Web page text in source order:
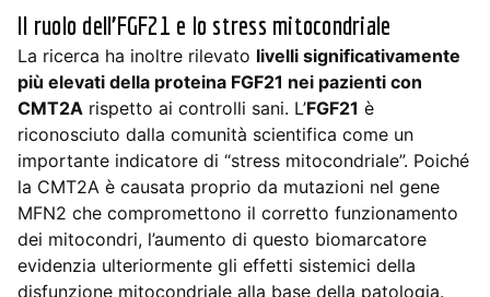
Il ruolo dell’FGF21 e lo stress mitocondriale
La ricerca ha inoltre rilevato livelli significativamente
più elevati della proteina FGF21 nei pazienti con
CMT2A rispetto ai controlli sani. L’FGF21 è
riconosciuto dalla comunità scientifica come un
importante indicatore di “stress mitocondriale”. Poiché
la CMT2A è causata proprio da mutazioni nel gene
MFN2 che compromettono il corretto funzionamento
dei mitocondri, l’aumento di questo biomarcatore
evidenzia ulteriormente gli effetti sistemici della
disfunzione mitocondriale alla base della patologia.